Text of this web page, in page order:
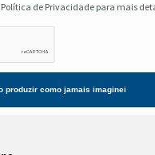
Política de Privacidade para mais